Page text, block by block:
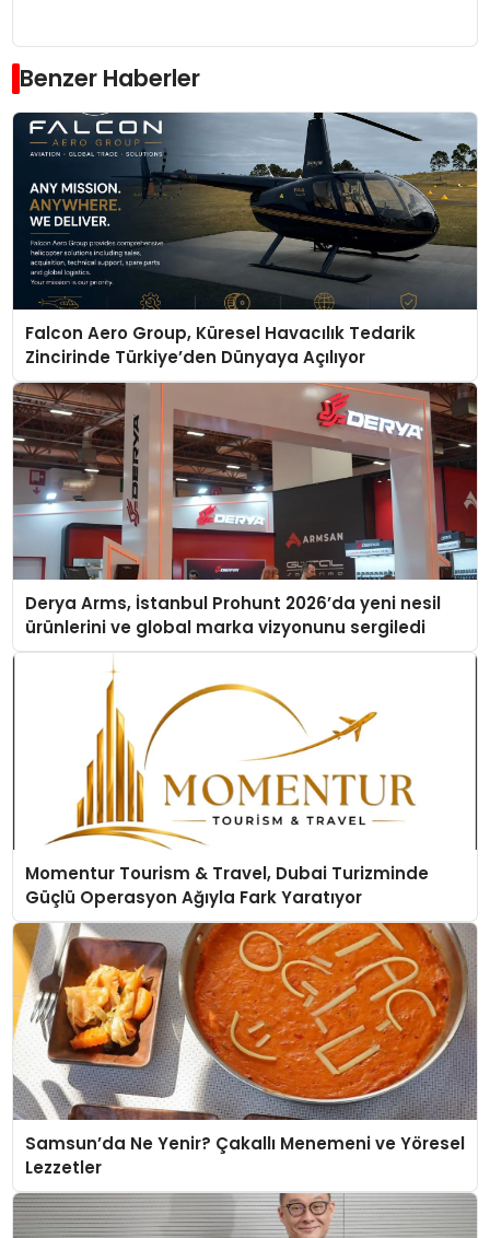
Benzer Haberler
Falcon Aero Group, Küresel Havacılık Tedarik
Zincirinde Türkiye’den Dünyaya Açılıyor
Derya Arms, İstanbul Prohunt 2026’da yeni nesil
ürünlerini ve global marka vizyonunu sergiledi
Momentur Tourism & Travel, Dubai Turizminde
Güçlü Operasyon Ağıyla Fark Yaratıyor
Samsun’da Ne Yenir? Çakallı Menemeni ve Yöresel
Lezzetler